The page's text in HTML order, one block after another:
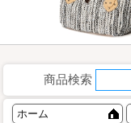
商品検索
ホーム